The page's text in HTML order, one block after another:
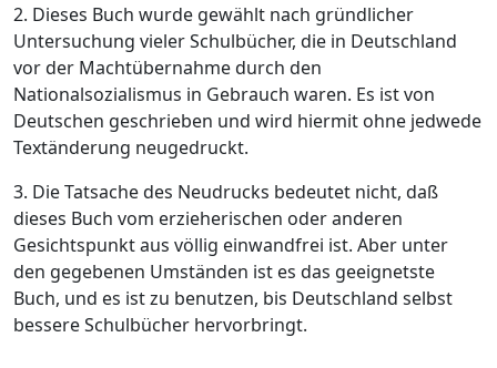
2. Dieses Buch wurde gewählt nach gründlicher
Untersuchung vieler Schulbücher, die in Deutschland
vor der Machtübernahme durch den
Nationalsozialismus in Gebrauch waren. Es ist von
Deutschen geschrieben und wird hiermit ohne jedwede
Textänderung neugedruckt.
3. Die Tatsache des Neudrucks bedeutet nicht, daß
dieses Buch vom erzieherischen oder anderen
Gesichtspunkt aus völlig einwandfrei ist. Aber unter
den gegebenen Umständen ist es das geeignetste
Buch, und es ist zu benutzen, bis Deutschland selbst
bessere Schulbücher hervorbringt.